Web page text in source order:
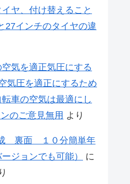
ヤ、付け替えること
27インチのタイヤの違
気を適正気圧にする
気圧を適正にするため
車の空気は最適にし
のご意見無用 より
裏面 １０分簡単年
ジョンでも可能）
に